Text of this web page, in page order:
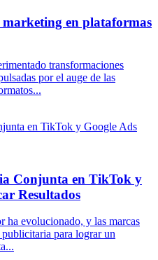
en plataformas
transformaciones
por el auge de las
Conjunta en TikTok y
Resultados
ha evolucionado, y las marcas
para lograr un